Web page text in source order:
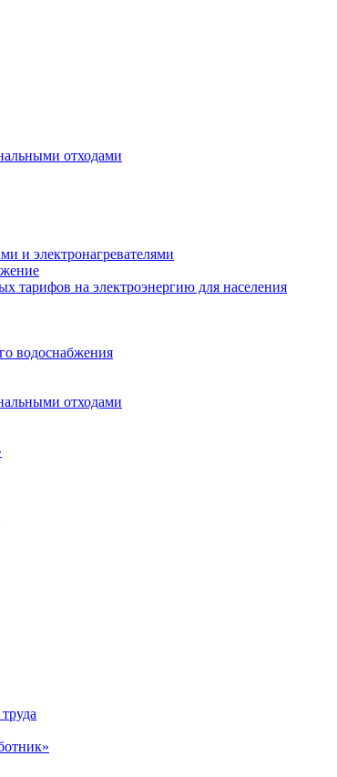
отходами
и электронагревателями
тарифов на электроэнергию для населения
водоснабжения
отходами